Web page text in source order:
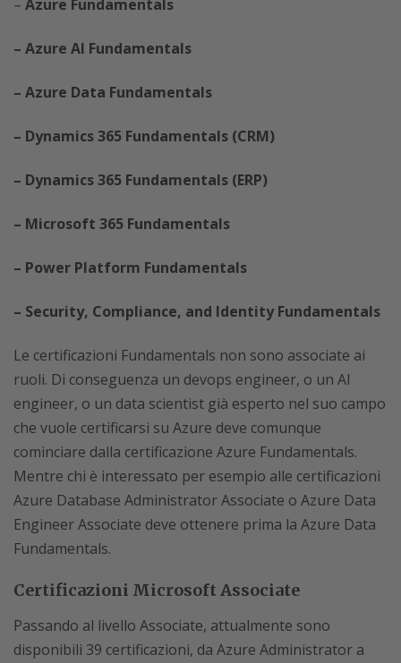
– Azure Fundamentals
– Azure AI Fundamentals
– Azure Data Fundamentals
– Dynamics 365 Fundamentals (CRM)
– Dynamics 365 Fundamentals (ERP)
– Microsoft 365 Fundamentals
– Power Platform Fundamentals
– Security, Compliance, and Identity Fundamentals
Le certificazioni Fundamentals non sono associate ai
ruoli. Di conseguenza un devops engineer, o un AI
engineer, o un data scientist già esperto nel suo campo
che vuole certificarsi su Azure deve comunque
cominciare dalla certificazione Azure Fundamentals.
Mentre chi è interessato per esempio alle certificazioni
Azure Database Administrator Associate o Azure Data
Engineer Associate deve ottenere prima la Azure Data
Fundamentals.
Certificazioni Microsoft Associate
Passando al livello Associate, attualmente sono
disponibili 39 certificazioni, da Azure Administrator a